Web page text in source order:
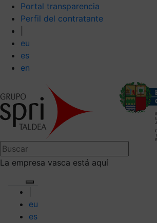
Portal transparencia
Perfil del contratante
eu
es
en
La empresa vasca está aquí
eu
es